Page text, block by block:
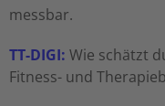
messbar.
TT-DIGI: Wie schätzt
Fitness- und